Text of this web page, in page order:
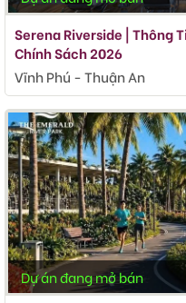
Serena Riverside | Thông
Chính Sách 2026
Vĩnh Phú - Thuận An
Dự án đang mở bán